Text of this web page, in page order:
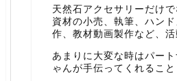
天然石アクセサリーだけで
資材の小売、執筆、ハン
作、教材動画製作など、活
あまりに大変な時はパー
ゃんが手伝ってくれること